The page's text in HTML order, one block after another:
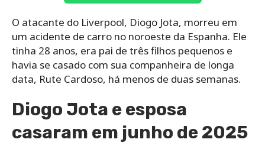
O atacante do Liverpool, Diogo Jota, morreu em
um acidente de carro no noroeste da Espanha. Ele
tinha 28 anos, era pai de três filhos pequenos e
havia se casado com sua companheira de longa
data, Rute Cardoso, há menos de duas semanas.
Diogo Jota e esposa
casaram em junho de 2025